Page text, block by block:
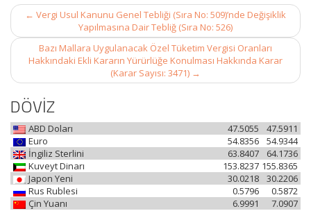
Post
navigation
← Vergi Usul Kanunu Genel Tebliği (Sıra No: 509)’nde Değişiklik
Yapılmasına Dair Tebliğ (Sıra No: 526)
Bazı Mallara Uygulanacak Özel Tüketim Vergisi Oranları
Hakkındaki Ekli Kararın Yürürlüğe Konulması Hakkında Karar
(Karar Sayısı: 3471) →
DÖVİZ
ABD Doları 47.5911
47.5055
Euro
54.9344
54.8356
İngiliz Sterlini
64.1736
63.8407
Kuveyt Dinarı
155.8365
153.8237
Japon Yeni
30.2206
30.0218
Rus Rublesi
0.5872
0.5796
Çin Yuanı
7.0907
6.9991